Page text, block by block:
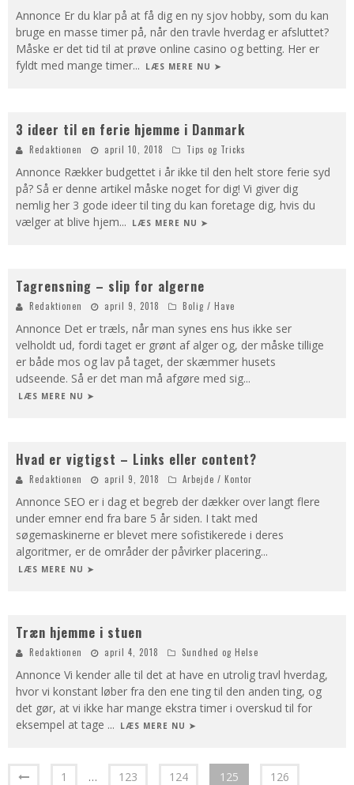
Annonce Er du klar på at få dig en ny sjov hobby, som du kan
bruge en masse timer på, når den travle hverdag er afsluttet?
Måske er det tid til at prøve online casino og betting. Her er
fyldt med mange timer... LÆS MERE NU ➤
3 ideer til en ferie hjemme i Danmark
Redaktionen april 10, 2018 Tips og Tricks
Annonce Rækker budgettet i år ikke til den helt store ferie syd
på? Så er denne artikel måske noget for dig! Vi giver dig
nemlig her 3 gode ideer til ting du kan foretage dig, hvis du
vælger at blive hjem... LÆS MERE NU ➤
Tagrensning – slip for algerne
Redaktionen april 9, 2018 Bolig / Have
Annonce Det er træls, når man synes ens hus ikke ser
velholdt ud, fordi taget er grønt af alger og, der måske tillige
er både mos og lav på taget, der skæmmer husets
udseende. Så er det man må afgøre med sig...
LÆS MERE NU ➤
Hvad er vigtigst – Links eller content?
Redaktionen april 9, 2018 Arbejde / Kontor
Annonce SEO er i dag et begreb der dækker over langt flere
under emner end fra bare 5 år siden. I takt med
søgemaskinerne er blevet mere sofistikerede i deres
algoritmer, er de områder der påvirker placering...
LÆS MERE NU ➤
Træn hjemme i stuen
Redaktionen april 4, 2018 Sundhed og Helse
Annonce Vi kender alle til det at have en utrolig travl hverdag,
hvor vi konstant løber fra den ene ting til den anden ting, og
det gør, at vi ikke har mange ekstra timer i overskud til for
eksempel at tage ... LÆS MERE NU ➤
1 … 123 124 125 126